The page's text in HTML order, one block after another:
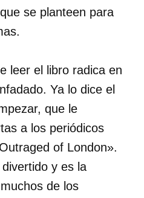
se planteen para
leer el libro radica en
Ya lo dice el
que le
a los periódicos
of London».
y es la
de los